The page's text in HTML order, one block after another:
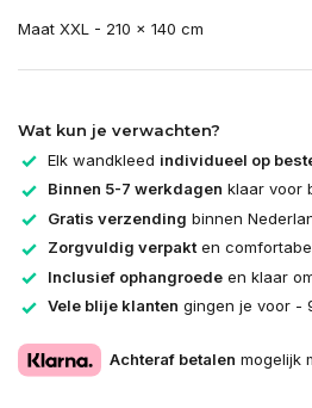
Maat XXL - 210 x 140 cm
Wat kun je verwachten?
Elk wandkleed individueel op
Binnen 5-7 werkdagen klaar voor
Gratis verzending binnen
Zorgvuldig verpakten
Inclusief ophangroede en klaar
Vele blije klanten gingen je voor -
Achteraf betalen mogelijk